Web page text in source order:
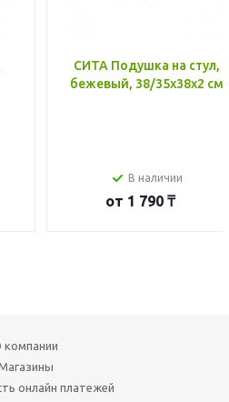
СИТА Подушка на стул,
бежевый, 38/35x38x2 см
В наличии
от 1 790 ₸
компании
онлайн платежей